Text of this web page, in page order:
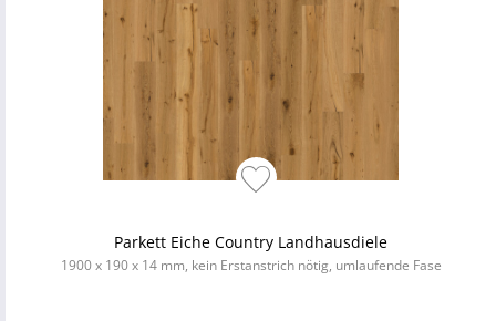
Parkett Eiche Country Landhausdiele
1900 x 190 x 14 mm, kein Erstanstrich nötig, umlaufende Fase